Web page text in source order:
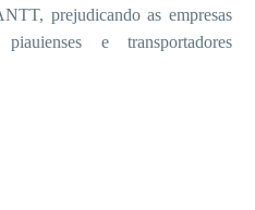
prejudicando as empresas
e transportadores